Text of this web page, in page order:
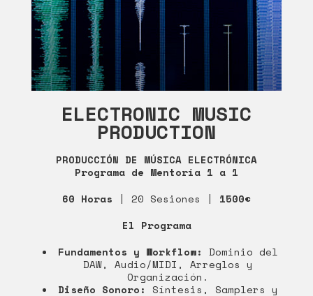
ELECTRONIC MUSIC
PRODUCTION
PRODUCCIÓN DE MÚSICA ELECTRÓNICA
Programa de Mentoría 1 a 1
60 Horas | 20 Sesiones | 1500€
El Programa
Fundamentos y Workflow: Dominio del
DAW, Audio/MIDI, Arreglos y
Organización.
Diseño Sonoro: Síntesis, Samplers y